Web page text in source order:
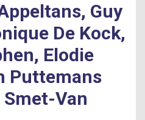
Guy
De Kock,
Elodie
Puttemans
Smet-Van